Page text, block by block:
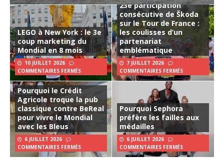
LEGO à New York : le 3e
coup marketing du
Mondial en 8 mois
10 JUILLET 2026
COMMENTAIRES FERMÉS
23e participation
consécutive de Škoda
sur le Tour de France :
les coulisses d’un
partenariat
emblématique
7 JUILLET 2026
COMMENTAIRES FERMÉS
Pourquoi le Crédit
Agricole troque la pub
classique contre BeReal
pour vivre le Mondial
avec les Bleus
6 JUILLET 2026
COMMENTAIRES FERMÉS
Pourquoi Sephora
préfère les failles aux
médailles
6 JUILLET 2026
COMMENTAIRES FERMÉS